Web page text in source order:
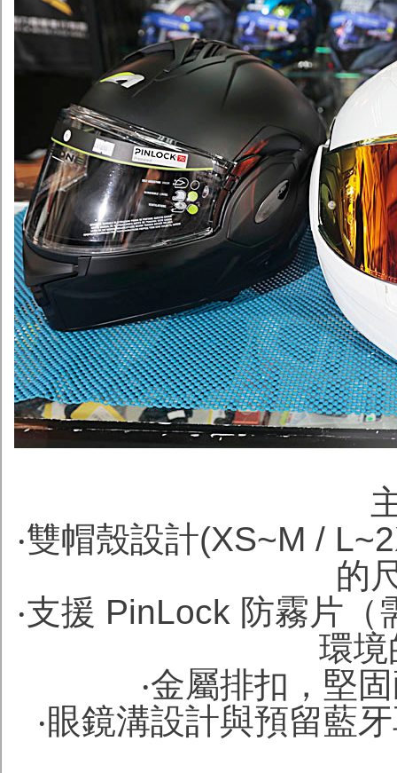
‧雙帽殼設計(XS~M /
的
‧支援 PinLock 防霧片
環境
‧金屬排扣，堅
‧眼鏡溝設計與預留藍